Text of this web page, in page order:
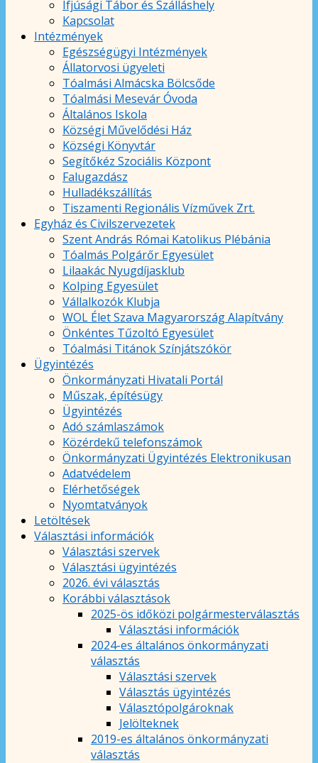
Ifjúsági Tábor és Szálláshely
Kapcsolat
Intézmények
Egészségügyi Intézmények
Állatorvosi ügyeleti
Tóalmási Almácska Bölcsőde
Tóalmási Mesevár Óvoda
Általános Iskola
Községi Művelődési Ház
Községi Könyvtár
Segítőkéz Szociális Központ
Falugazdász
Hulladékszállítás
Tiszamenti Regionális Vízművek Zrt.
Egyház és Civilszervezetek
Szent András Római Katolikus Plébánia
Tóalmás Polgárőr Egyesület
Lilaakác Nyugdíjasklub
Kolping Egyesület
Vállalkozók Klubja
WOL Élet Szava Magyarország Alapítvány
Önkéntes Tűzoltó Egyesület
Tóalmási Titánok Színjátszókör
Ügyintézés
Önkormányzati Hivatali Portál
Műszak, építésügy
Ügyintézés
Adó számlaszámok
Közérdekű telefonszámok
Önkormányzati Ügyintézés Elektronikusan
Adatvédelem
Elérhetőségek
Nyomtatványok
Letöltések
Választási információk
Választási szervek
Választási ügyintézés
2026. évi választás
Korábbi választások
2025-ös időközi polgármesterválasztás
Választási információk
2024-es általános önkormányzati
választás
Választási szervek
Választás ügyintézés
Választópolgároknak
Jelölteknek
2019-es általános önkormányzati
választás